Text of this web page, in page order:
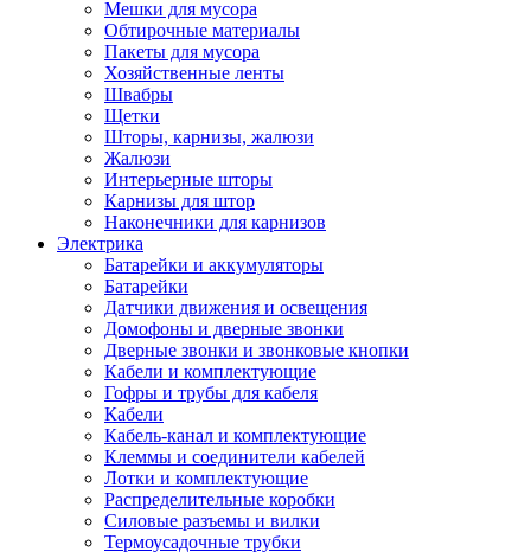
Мешки для мусора
Обтирочные материалы
Пакеты для мусора
Хозяйственные ленты
Швабры
Щетки
Шторы, карнизы, жалюзи
Жалюзи
Интерьерные шторы
Карнизы для штор
Наконечники для карнизов
Электрика
Батарейки и аккумуляторы
Батарейки
Датчики движения и освещения
Домофоны и дверные звонки
Дверные звонки и звонковые кнопки
Кабели и комплектующие
Гофры и трубы для кабеля
Кабели
Кабель-канал и комплектующие
Клеммы и соединители кабелей
Лотки и комплектующие
Распределительные коробки
Силовые разъемы и вилки
Термоусадочные трубки